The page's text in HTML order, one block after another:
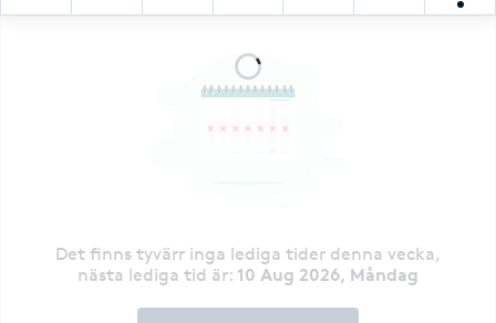
Det finns tyvärr inga lediga tider denna vecka,
nästa lediga tid är: 10 Aug 2026, Måndag